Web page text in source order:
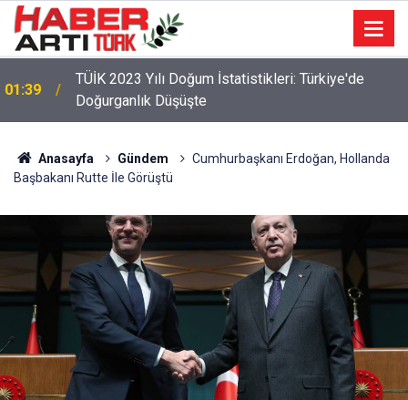
01:39
TÜİK 2023 Yılı Doğum İstatistikleri: Türkiye'de
Doğurganlık Düşüşte
Anasayfa Gündem
Cumhurbaşkanı Erdoğan, Hollanda
Başbakanı Rutte İle Görüştü